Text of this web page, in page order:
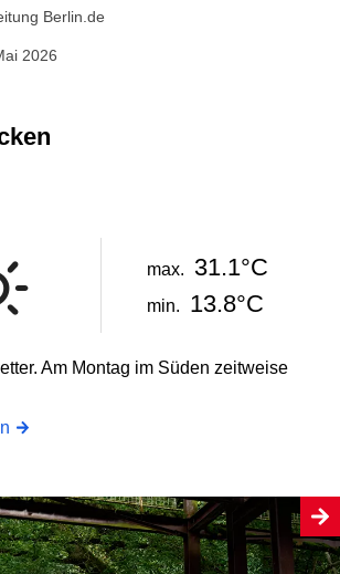
Berlin.de
2026
max. 31.1°C
min. 13.8°C
Am Montag im Süden zeitweise